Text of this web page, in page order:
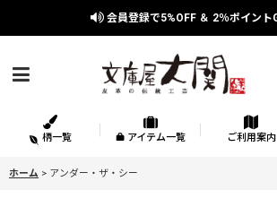
会員登録で5%OFF ＆ 2％ポイント
柄一覧 アイテム一覧 ご利用案内
ホーム > アンダー・ザ・シー